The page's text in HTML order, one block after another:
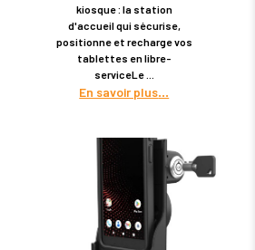
kiosque : la station
d'accueil qui sécurise,
positionne et recharge vos
tablettes en libre-
serviceLe
En savoir plus